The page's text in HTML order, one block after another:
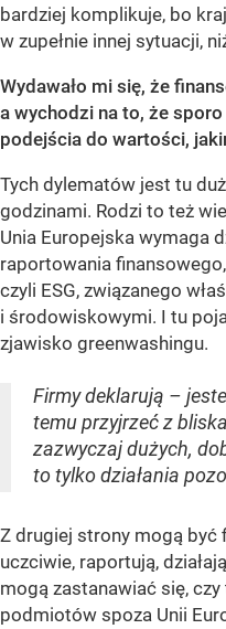
bardziej komplikuje, bo
w zupełnie innej sytuacji,
Wydawało mi się, że
a wychodzi na to, że
podejścia do wartości,
Tych dylematów jest tu
godzinami. Rodzi to też
Unia Europejska wymaga
raportowania
czyli ESG, związanego
i środowiskowymi. I tu
zjawisko greenwashingu.
Firmy deklarują –
temu przyjrzeć z
zazwyczaj dużych,
to tylko działania
Z drugiej strony mogą
uczciwie, raportują,
mogą zastanawiać się,
podmiotów spoza Unii